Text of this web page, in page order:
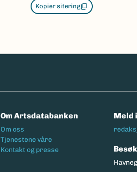
Kopier sitering
Om Artsdatabanken
Footermeny
Om oss
Tjenestene våre
Kontakt og presse
Meld